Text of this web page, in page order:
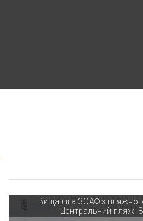
Вища ліга ЗОАФ з
Центральний пляж |